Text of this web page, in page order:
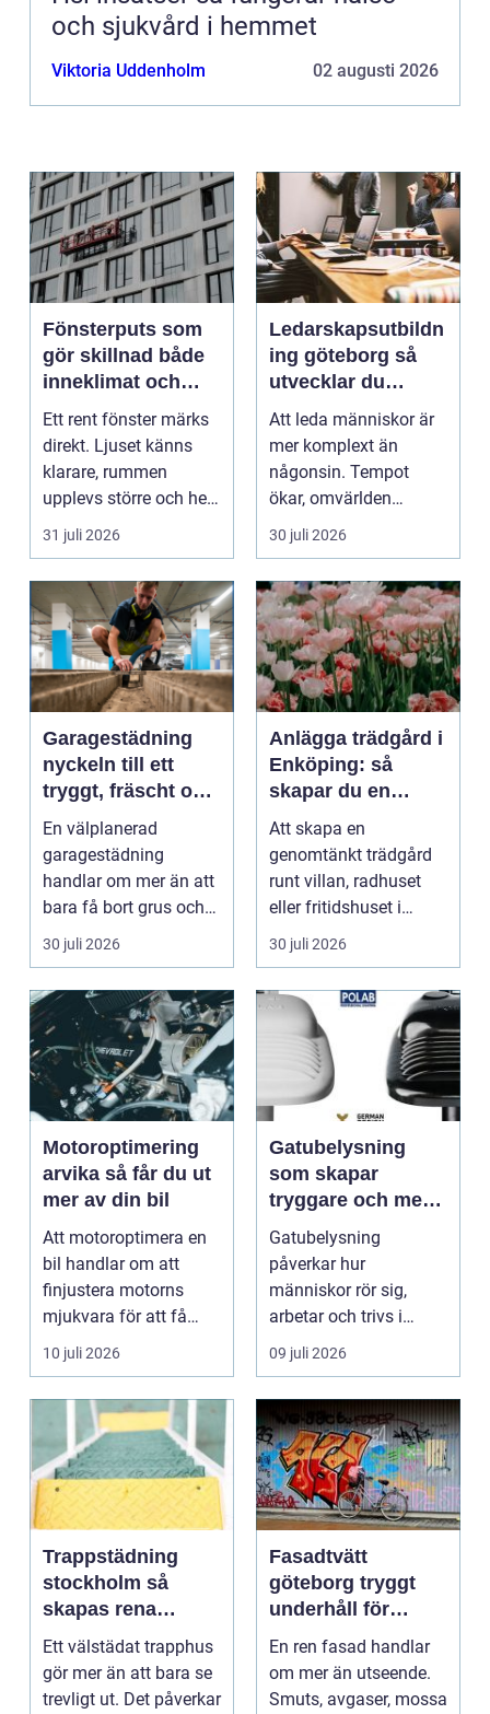
och sjukvård i hemmet
Viktoria Uddenholm 02 augusti 2026
Fönsterputs som
gör skillnad både
inneklimat och
utsikt
Ett rent fönster märks
direkt. Ljuset känns
klarare, rummen
upplevs större och hela
hemmet eller kon...
31 juli 2026
Ledarskapsutbildn
ing göteborg så
utvecklar du
ledare som håller i
längden
Att leda människor är
mer komplext än
någonsin. Tempot
ökar, omvärlden
förändras snabbt och
medarbet...
30 juli 2026
Garagestädning
nyckeln till ett
tryggt, fräscht och
hållbart garage
En välplanerad
garagestädning
handlar om mer än att
bara få bort grus och
damm från golvet.
Rena gar...
30 juli 2026
Anlägga trädgård i
Enköping: så
skapar du en
hållbar och
harmonisk
utemiljö
Att skapa en
genomtänkt trädgård
runt villan, radhuset
eller fritidshuset i
Enkö...
30 juli 2026
Motoroptimering
arvika så får du ut
mer av din bil
Att motoroptimera en
bil handlar om att
finjustera motorns
mjukvara för att få
bättre respons, mer k...
10 juli 2026
Gatubelysning
som skapar
tryggare och mer
hållbara miljöer
Gatubelysning
påverkar hur
människor rör sig,
arbetar och trivs i
städer och samhällen.
Bra belysnin...
09 juli 2026
Trappstädning
stockholm så
skapas rena
trapphus som
håller över tid
Ett välstädat trapphus
gör mer än att bara se
trevligt ut. Det påverkar
Fasadtvätt
göteborg tryggt
underhåll för
hållbara fasader
En ren fasad handlar
om mer än utseende.
Smuts, avgaser, mossa